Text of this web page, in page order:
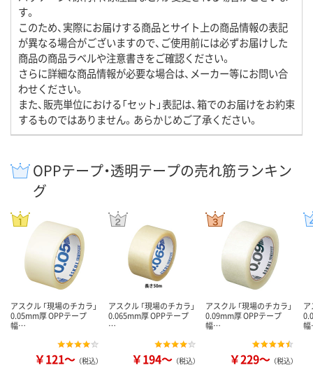
す。
このため、実際にお届けする商品とサイト上の商品情報の表記
が異なる場合がございますので、ご使用前には必ずお届けした
商品の商品ラベルや注意書きをご確認ください。
さらに詳細な商品情報が必要な場合は、メーカー等にお問い合
わせください。
また、販売単位における「セット」表記は、箱でのお届けをお約束
するものではありません。あらかじめご了承ください。
OPPテープ・透明テープの売れ筋ランキン
グ
アスクル 「現場のチカラ」
0.05mm厚 OPPテープ
幅…
￥121～ （税込）
アスクル 「現場のチカラ」
0.065mm厚 OPPテープ
…
￥194～ （税込）
アスクル 「現場のチカラ」
0.09mm厚 OPPテープ
幅…
￥229～ （税込）
ア